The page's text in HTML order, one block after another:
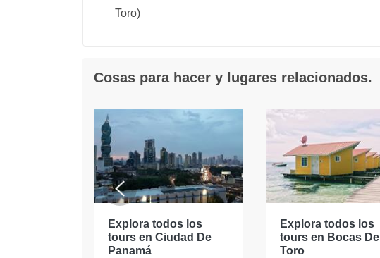
Toro)
Cosas para hacer y lugares relacionados.
Explora todos los
tours en Ciudad De
Panamá
Explora todos los
tours en Bocas Del
Toro